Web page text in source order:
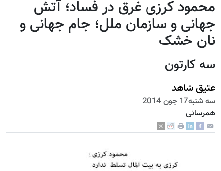
محمود کرزی غرق در فساد؛ آتش
جهانی و سازمان ملل؛ جام جهانی و
نان خشک
سه کارتون
عتیق شاهد
سه شنبه17 جون 2014
همرسانی